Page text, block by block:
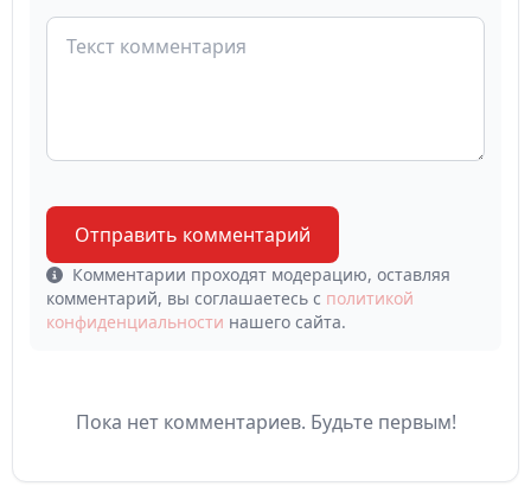
Отправить комментарий
Комментарии проходят модерацию, оставляя
комментарий, вы соглашаетесь с политикой
конфиденциальности нашего сайта.
Пока нет комментариев. Будьте первым!